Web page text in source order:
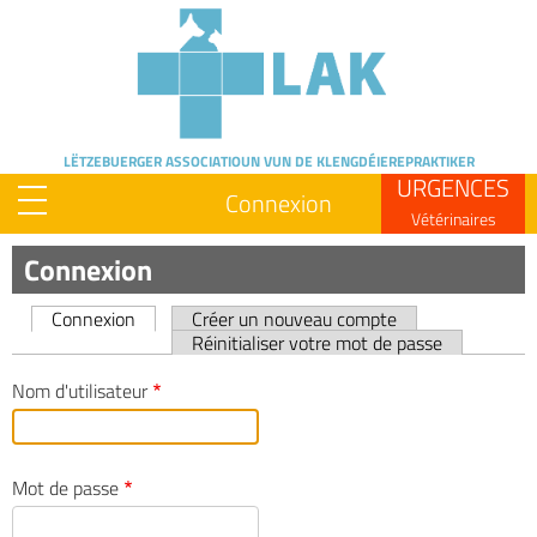
LËTZEBUERGER ASSOCIATIOUNVUN DE KLENGDÉIEREPRAKTIKER
URGENCES
Vétérinaires
Connexion
Connexion
Primary
tabs
Connexion
Créer un nouveau compte
Réinitialiser votre mot de passe
Nom d'utilisateur
Mot de passe